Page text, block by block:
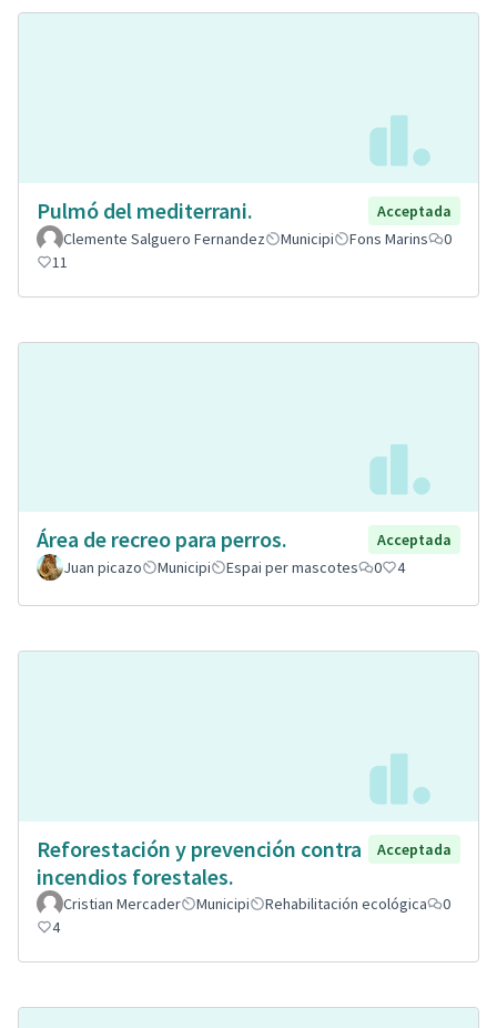
Pulmó del mediterrani.
Acceptada
Clemente Salguero Fernandez
Municipi Fons Marins
0
11
Área de recreo para perros.
Acceptada
Juan picazo
Municipi Espai per mascotes 0 4
Reforestación y prevención contra
incendios forestales.
Acceptada
Cristian Mercader Municipi Rehabilitación ecológica
0
4